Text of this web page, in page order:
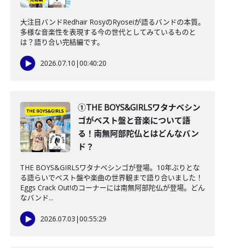
大注目バンドRedhair RosyのRyoseiが語るバンドの本質。
多様な音楽性を表現する今の世代としてみているものと
は？語り合い完結編です。
2026.07.10 |00:40:20
①THE BOYS&GIRLSワタナベシン
ゴがベスト盤と音楽について語
る！南無阿部陀仏とはどんなバン
ド？
THE BOYS&GIRLSワタナベシンゴが登場。10年ぶりとな
る語らいでベスト盤や楽曲の世界観まで語り合いました！
Eggs Crack Out!のコーナーには南無阿部陀仏が登場。どん
なバンド...
2026.07.03 |00:55:29